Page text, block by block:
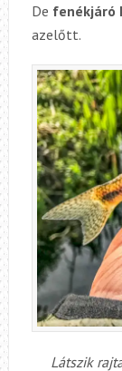
De fenékjáró
azelőtt.
Látszik